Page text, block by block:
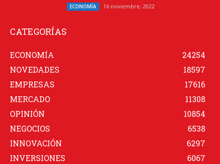
ECONOMÍA 16 noviembre, 2022
CATEGORÍAS
ECONOMÍA
24254
NOVEDADES
18597
EMPRESAS
17616
MERCADO
11308
OPINIÓN
10854
NEGOCIOS
6538
INNOVACIÓN
6297
INVERSIONES
6067